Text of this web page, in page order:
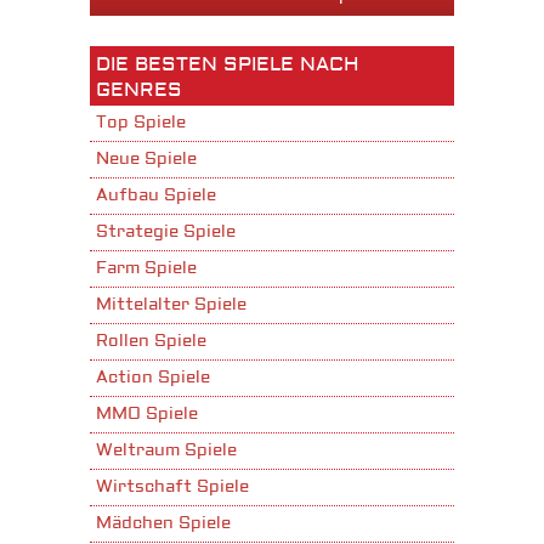
DIE BESTEN SPIELE NACH
GENRES
Top Spiele
Neue Spiele
Aufbau Spiele
Strategie Spiele
Farm Spiele
Mittelalter Spiele
Rollen Spiele
Action Spiele
MMO Spiele
Weltraum Spiele
Wirtschaft Spiele
Mädchen Spiele